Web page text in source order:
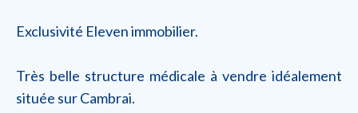
Exclusivité Eleven immobilier.
Très belle structure médicale à vendre idéalement
située sur Cambrai.